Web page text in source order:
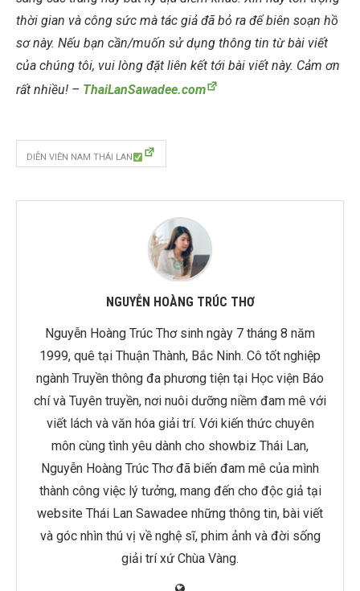
thời gian và công sức mà tác giả đã bỏ ra để biên soạn hồ
sơ này. Nếu bạn cần/muốn sử dụng thông tin từ bài viết
của chúng tôi, vui lòng đặt liên kết tới bài viết này. Cảm ơn
rất nhiều! – ThaiLanSawadee.com
DIỄN VIÊN NAM THÁI LAN
NGUYỄN HOÀNG TRÚC THƠ
Nguyễn Hoàng Trúc Thơ sinh ngày 7 tháng 8 năm
1999, quê tại Thuận Thành, Bắc Ninh. Cô tốt nghiệp
ngành Truyền thông đa phương tiện tại Học viện Báo
chí và Tuyên truyền, nơi nuôi dưỡng niềm đam mê với
viết lách và văn hóa giải trí. Với kiến thức chuyên
môn cùng tình yêu dành cho showbiz Thái Lan,
Nguyễn Hoàng Trúc Thơ đã biến đam mê của mình
thành công việc lý tưởng, mang đến cho độc giả tại
website Thái Lan Sawadee những thông tin, bài viết
và góc nhìn thú vị về nghệ sĩ, phim ảnh và đời sống
giải trí xứ Chùa Vàng.